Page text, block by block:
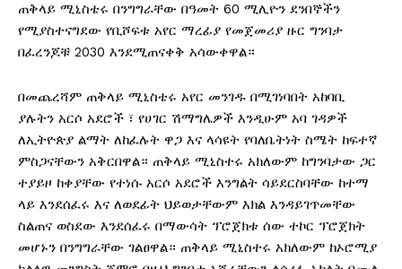
ጠቅላይ ሚኒስቴሩ በንግግራቸው በዓመት 60 ሚሊዮን ደንበኞችን
የሚያስተናግደው የቢሾፍቱ አየር ማረፊያ የመጀመሪያ ዙር ግንባታ
በፈረንጆቹ 2030 እንደሚጠናቀቅ አሳውቀዋል።
በመጨረሻም ጠቅላይ ሚኒስቴሩ አየር መንገዱ በሚገነባበት አከባቢ
ያሉትን አርሶ አደሮች ፣ የሀገር ሽማግሌዎች እንዲሁም አባ ገዳዎች
ለኢትዮጵያ ልማት ለከፈሉት ዋጋ እና ላሳዩት የባለቤትነት ስሜት ከፍተኛ
ምስጋናቸውን አቅርበዋል። ጠቅላይ ሚኒስተሩ አክለውም ከግንባታው ጋር
ተያይዞ ከቀያቸው የተነሱ አርሶ አደሮች እንግልት ሳይደርስባቸው ከተማ
ላይ እንደሰፈሩ እና ለወደፊት ህይወታቸውም እክል እንዳይገጥመቸው
ስልጠና ወስደው እንደሰፈሩ በማውሳት ፕሮጀክቱ ሰው ተኮር ፕሮጀክት
መሆኑን በንግግራቸው ገልፀዋል። ጠቅላይ ሚኒስተሩ አክለውም ከኦሮሚያ